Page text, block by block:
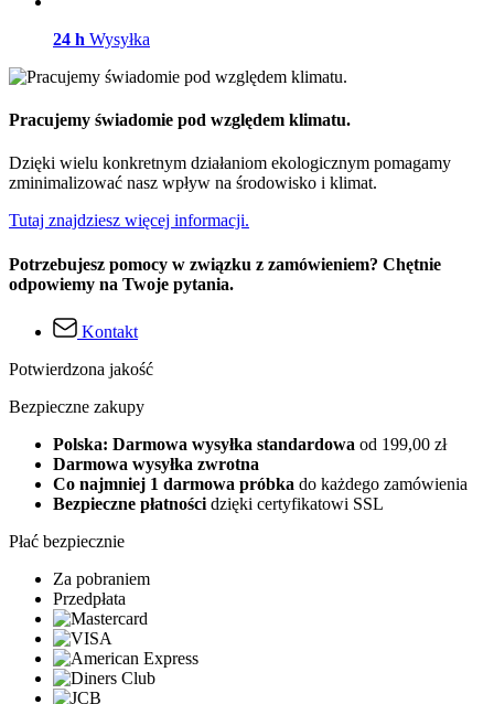
24 h Wysyłka
Pracujemy świadomie pod względem klimatu.
Dzięki wielu konkretnym działaniom ekologicznym pomagamy
zminimalizować nasz wpływ na środowisko i klimat.
Tutaj znajdziesz więcej informacji.
Potrzebujesz pomocy w związku z zamówieniem? Chętnie
odpowiemy na Twoje pytania.
Kontakt
Potwierdzona jakość
Bezpieczne zakupy
Polska: Darmowa wysyłka standardowa od 199,00 zł
Darmowa wysyłka zwrotna
Co najmniej 1 darmowa próbka do każdego zamówienia
Bezpieczne płatności dzięki certyfikatowi SSL
Płać bezpiecznie
Za pobraniem
Przedpłata